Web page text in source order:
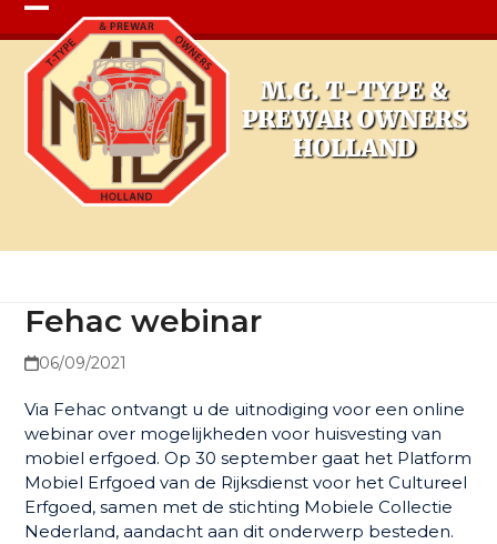
Open
mobile
menu
Close
mobile
menu
Fehac webinar
06/09/2021
Via Fehac ontvangt u de uitnodiging voor een online
webinar over mogelijkheden voor huisvesting van
mobiel erfgoed. Op 30 september gaat het Platform
Mobiel Erfgoed van de Rijksdienst voor het Cultureel
Erfgoed, samen met de stichting Mobiele Collectie
Nederland, aandacht aan dit onderwerp besteden.